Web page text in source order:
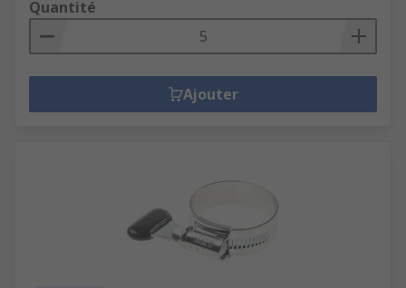
Quantité
Ajouter